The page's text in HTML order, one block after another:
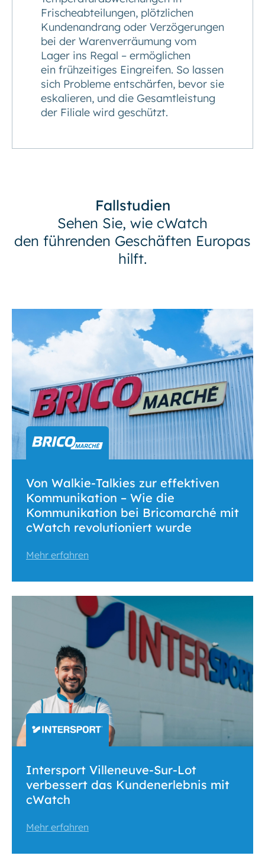
Frischeabteilungen, plötzlichen
Kundenandrang oder Verzögerungen
bei der Warenverräumung vom
Lager ins Regal – ermöglichen
ein frühzeitiges Eingreifen. So lassen
sich Probleme entschärfen, bevor sie
eskalieren, und die Gesamtleistung
der Filiale wird geschützt.
Fallstudien
Sehen Sie, wie cWatch
den führenden Geschäften Europas
hilft.
Von Walkie-Talkies zur effektiven
Kommunikation – Wie die
Kommunikation bei Bricomarché mit
cWatch revolutioniert wurde
Mehr erfahren
Intersport Villeneuve-Sur-Lot
verbessert das Kundenerlebnis mit
cWatch
Mehr erfahren